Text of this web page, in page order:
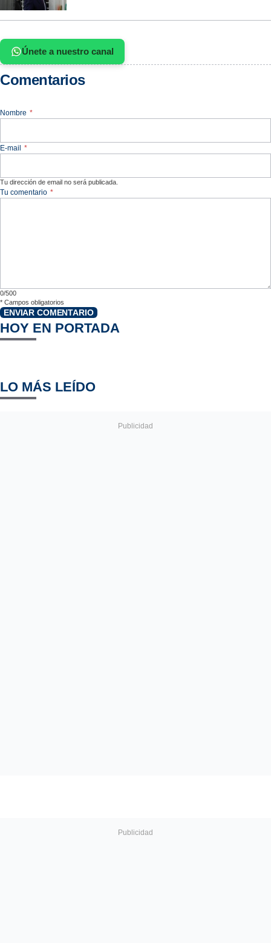
Únete a nuestro canal
Comentarios
Nombre *
E-mail *
Tu dirección de email no será publicada.
Tu comentario *
0/500
* Campos obligatorios
ENVIAR COMENTARIO
HOY EN PORTADA
LO MÁS LEÍDO